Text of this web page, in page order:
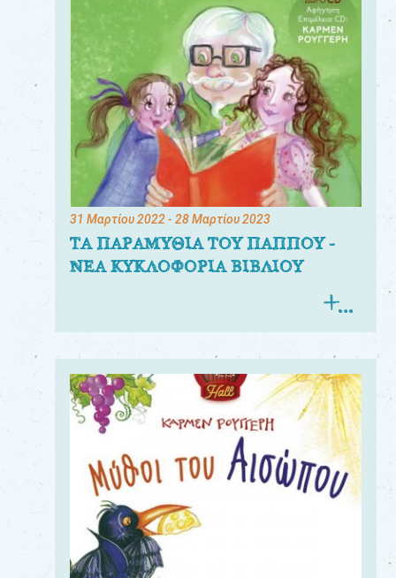
31 Μαρτίου 2022- 28 Μαρτίου 2023
ΤΑ ΠΑΡΑΜΥΘΙΑ ΤΟΥ ΠΑΠΠΟΥ -
ΝΕΑ ΚΥΚΛΟΦΟΡΙΑ ΒΙΒΛΙΟΥ